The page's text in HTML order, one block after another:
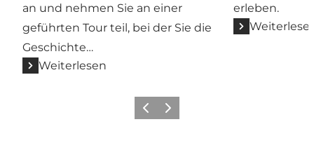
an und nehmen Sie an einer
geführten Tour teil, bei der Sie die
Geschichte…
Weiterlesen
erleben.
Vorherige Folie
Nächste Folie